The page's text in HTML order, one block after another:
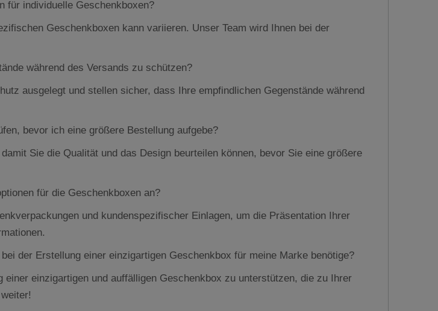
für individuelle Geschenkboxen?
Geschenkboxen kann variieren. Unser Team wird Ihnen bei der
während des Versands zu schützen?
ausgelegt und stellen sicher, dass Ihre empfindlichen Gegenstände während
bevor ich eine größere Bestellung aufgebe?
Sie die Qualität und das Design beurteilen können, bevor Sie eine größere
für die Geschenkboxen an?
und kundenspezifischer Einlagen, um die Präsentation Ihrer
der Erstellung einer einzigartigen Geschenkbox für meine Marke benötige?
einzigartigen und auffälligen Geschenkbox zu unterstützen, die zu Ihrer